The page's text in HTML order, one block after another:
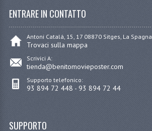
ENTRARE IN CONTATTO
Antoni Catalá, 15, 17 08870 Sitges, La Spagna
Trovaci sulla mappa
Scrivici A:
tienda@benitomovieposter.com
Supporto telefonico:
93 894 72 448 - 93 894 72 44
SUPPORTO